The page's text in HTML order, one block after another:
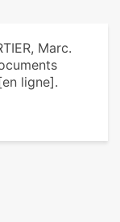
Marc.
[en ligne].